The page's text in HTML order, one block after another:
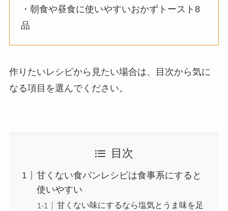
・朝食や昼食に使いやすいおかずトースト8
品
作りたいレシピから見たい場合は、目次から気に
なる項目を選んでください。
目次
甘くない食パンレシピは食事系にすると
使いやすい
甘くない味にするなら塩気とうま味を足